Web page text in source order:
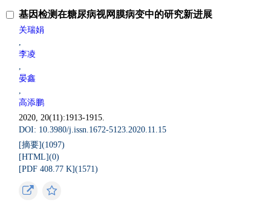
基因检测在糖尿病视网膜病变中的研究新进展
关瑞娟
,
李凌
,
晏鑫
,
高添鹏
2020, 20(11):1913-1915.
DOI: 10.3980/j.issn.1672-5123.2020.11.15
[摘要](1097)
[HTML](0)
[PDF 408.77 K](1571)